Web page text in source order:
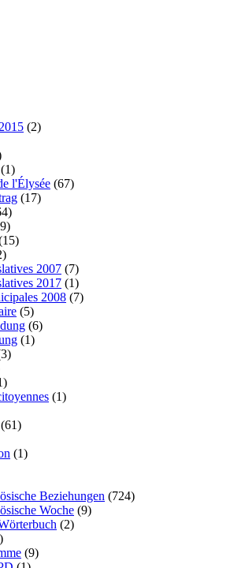
(2)
(1)
l'Élysée (67)
(17)
2007 (7)
2017 (1)
2008 (7)
(5)
(6)
(1)
(1)
(61)
(1)
Beziehungen (724)
Woche (9)
(2)
(9)